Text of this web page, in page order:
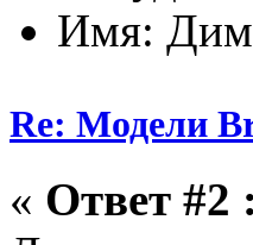
Имя:
Re: Модели
« Ответ #2 :